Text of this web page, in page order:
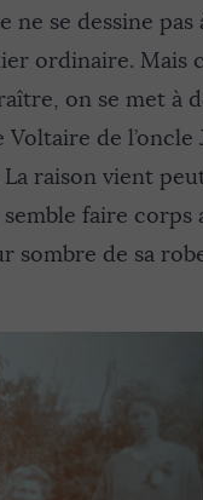
se dessine
ordinaire. Mais
on se met à
de l’oncle
raison vient
faire corps
sombre de sa